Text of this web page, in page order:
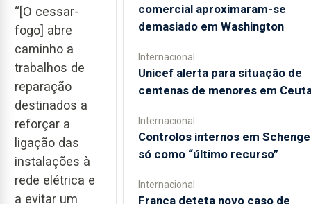
“[O cessar-
fogo] abre
caminho a
trabalhos de
reparação
destinados a
reforçar a
ligação das
instalações à
rede elétrica e
a evitar um
comercial aproximaram-se
demasiado em Washington
Internacional
Unicef alerta para situação de
centenas de menores em
Internacional
Controlos internos em
só como “último recurso”
Internacional
França deteta novo caso de